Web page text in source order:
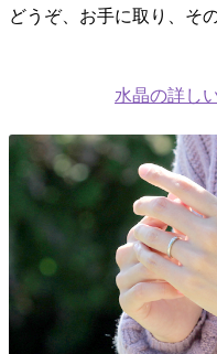
どうぞ、お手に取り、そ
水晶の詳し